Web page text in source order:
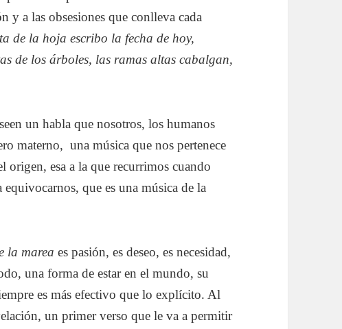
y a las obsesiones que conlleva cada
de la hoja escribo la fecha de hoy,
de los árboles, las ramas altas cabalgan,
un habla que nosotros, los humanos
materno, una música que nos pertenece
origen, esa a la que recurrimos cuando
que es una música de la
la marea es pasión, es deseo, es necesidad,
una forma de estar en el mundo, su
es más efectivo que lo explícito. Al
un primer verso que le va a permitir